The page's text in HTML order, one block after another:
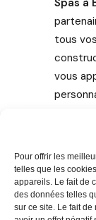
Pour offrir les
telles que les
appareils. Le fait de
des données telles
sur ce site. Le fait
tous
vous
votre
adapté